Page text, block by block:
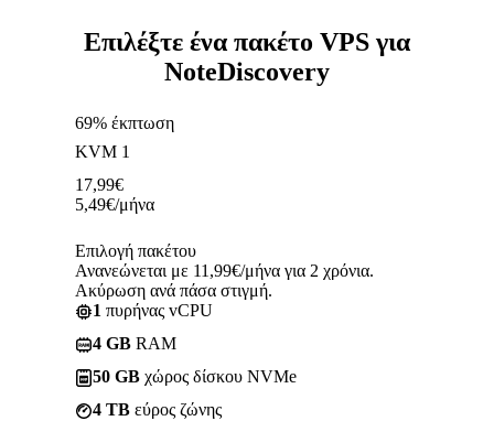
Επιλέξτε ένα πακέτο VPS για
NoteDiscovery
69% έκπτωση
KVM 1
17,99€
5,49€/μήνα
Επιλογή πακέτου
Ανανεώνεται με 11,99€/μήνα για 2 χρόνια.
Ακύρωση ανά πάσα στιγμή.
1 πυρήνας vCPU
4 GB RAM
50 GB χώρος δίσκου NVMe
4 TB εύρος ζώνης